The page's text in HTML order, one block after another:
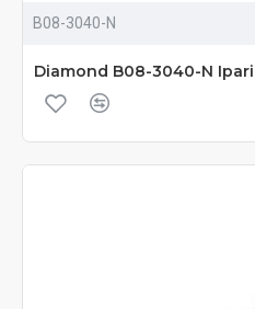
B08-3040-N
Diamond B08-3040-N